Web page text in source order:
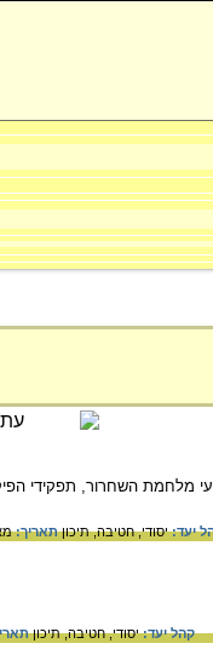
מלחמת השחרור, תפקידי
יעד:יסודי,חטיבה,תיכוןתאריך:
קהל יעד:יסודי,חטיבה,תיכון